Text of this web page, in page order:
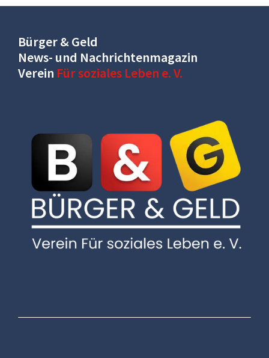
Bürger & Geld
News- und Nachrichtenmagazin
Verein Für soziales Leben e. V.